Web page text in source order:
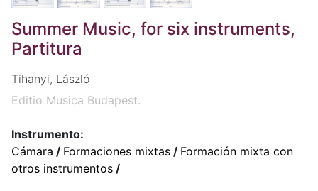
Summer Music, for six instruments,
Partitura
Tihanyi, László
Editio Musica Budapest.
Instrumento:
Cámara / Formaciones mixtas / Formación mixta con
otros instrumentos /